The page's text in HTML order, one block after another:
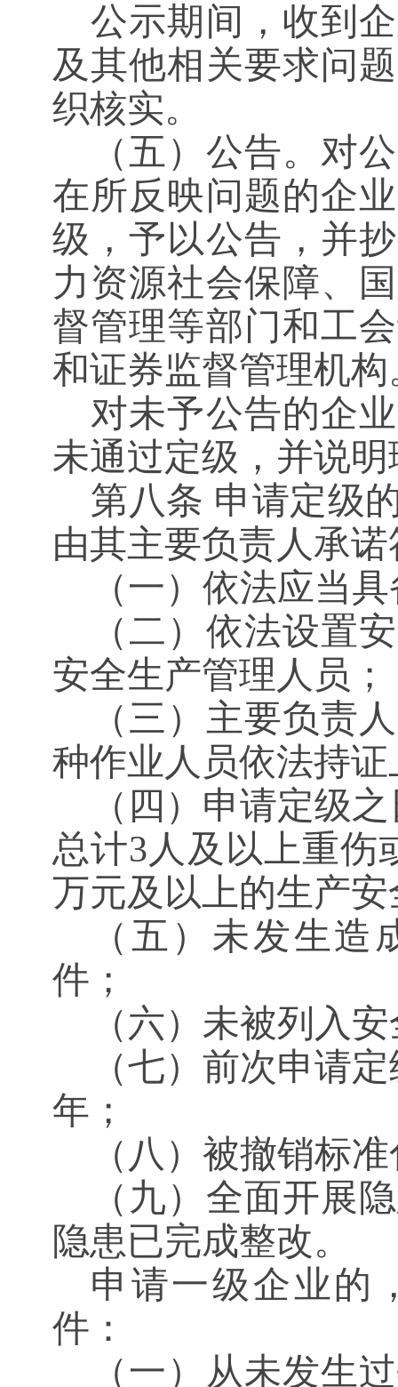
公示期间，收到
及其他相关要求问
织核实。
（五）公告。对
在所反映问题的企
级，予以公告，并
力资源社会保障、
督管理等部门和工
和证券监督管理机构
对未予公告的企
未通过定级，并说
第八条 申请定级
由其主要负责人承
（一）依法应当
（二）依法设置
安全生产管理人员；
（三）主要负责
种作业人员依法持
（四）申请定级
总计3人及以上重伤
万元及以上的生产
（五）未发生
件；
（六）未被列入
（七）前次申请
年；
（八）被撤销标
（九）全面开展
隐患已完成整改。
申请一级企业的
件：
（一）从未发生